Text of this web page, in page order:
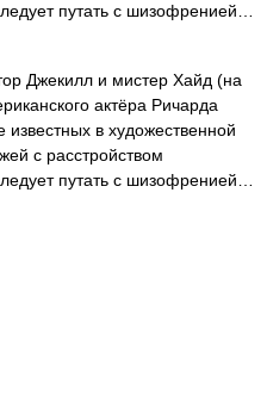
путать с шизофренией…
Джекилл и мистер Хайд (на
актёра Ричарда
в художественной
с расстройством
путать с шизофренией…